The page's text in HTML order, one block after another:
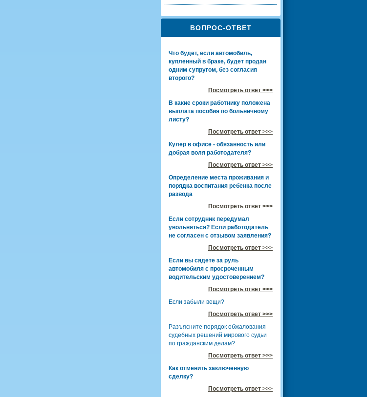
ВОПРОС-ОТВЕТ
Что будет, если автомобиль,
купленный в браке, будет продан
одним супругом, без согласия
второго?
Посмотреть ответ >>>
В какие сроки работнику положена
выплата пособия по больничному
листу?
Посмотреть ответ >>>
Кулер в офисе - обязанность или
добрая воля работодателя?
Посмотреть ответ >>>
Определение места проживания и
порядка воспитания ребенка после
развода
Посмотреть ответ >>>
Если сотрудник передумал
увольняться? Если работодатель
не согласен с отзывом заявления?
Посмотреть ответ >>>
Если вы сядете за руль
автомобиля с просроченным
водительским удостоверением?
Посмотреть ответ >>>
Если забыли вещи?
Посмотреть ответ >>>
Разъясните порядок обжалования
судебных решений мирового судьи
по гражданским делам?
Посмотреть ответ >>>
Как отменить заключенную
сделку?
Посмотреть ответ >>>